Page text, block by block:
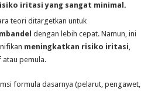
iritasi yang sangat minimal.
teori ditargetkan untuk
dengan lebih cepat. Namun, ini
meningkatkan risiko iritasi,
atau pemula.
formula dasarnya (pelarut, pengawet,